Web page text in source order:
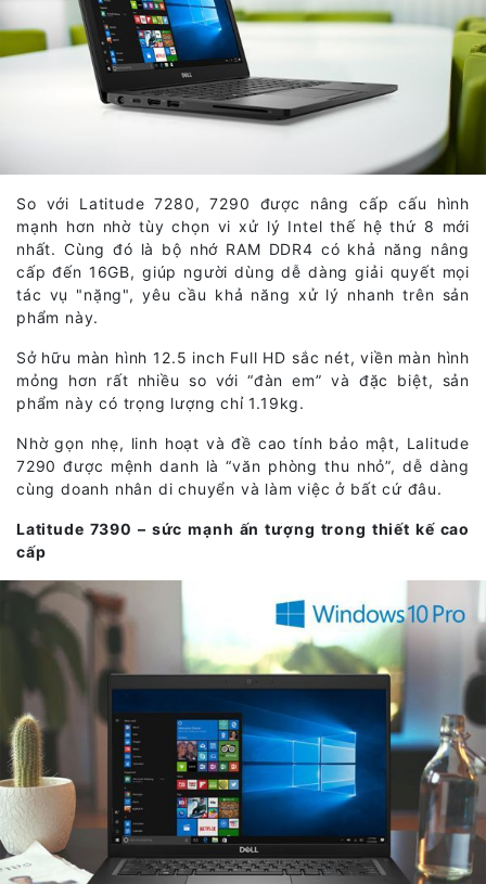
So với Latitude 7280, 7290 được nâng cấp cấu hình
mạnh hơn nhờ tùy chọn vi xử lý Intel thế hệ thứ 8 mới
nhất. Cùng đó là bộ nhớ RAM DDR4 có khả năng nâng
cấp đến 16GB, giúp người dùng dễ dàng giải quyết mọi
tác vụ "nặng", yêu cầu khả năng xử lý nhanh trên sản
phẩm này.
Sở hữu màn hình 12.5 inch Full HD sắc nét, viền màn hình
mỏng hơn rất nhiều so với “đàn em” và đặc biệt, sản
phẩm này có trọng lượng chỉ 1.19kg.
Nhờ gọn nhẹ, linh hoạt và đề cao tính bảo mật, Lalitude
7290 được mệnh danh là “văn phòng thu nhỏ”, dễ dàng
cùng doanh nhân di chuyển và làm việc ở bất cứ đâu.
Latitude 7390 – sức mạnh ấn tượng trong thiết kế cao
cấp